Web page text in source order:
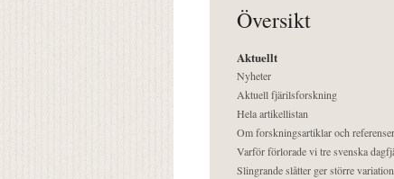
Översikt
Aktuellt
Nyheter
Aktuell fjärilsforskning
Hela artikellistan
Om forskningsartiklar och referenser
Varför förlorade vi tre svenska
Slingrande slåtter ger större variation